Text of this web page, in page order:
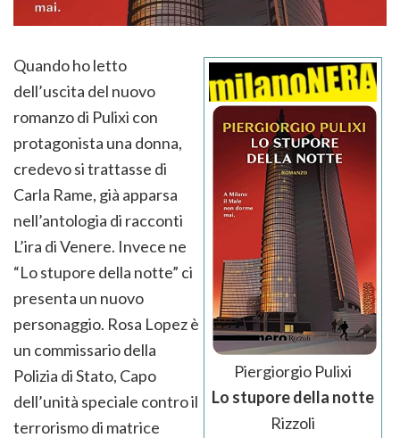
Piergiorgio Pulixi
Lo stupore della notte
Rizzoli
Quando ho letto
dell’uscita del nuovo
romanzo di Pulixi con
protagonista una donna,
credevo si trattasse di
Carla Rame, già apparsa
nell’antologia di racconti
L’ira di Venere. Invece ne
“Lo stupore della notte” ci
presenta un nuovo
personaggio. Rosa Lopez è
un commissario della
Polizia di Stato, Capo
dell’unità speciale contro il
terrorismo di matrice